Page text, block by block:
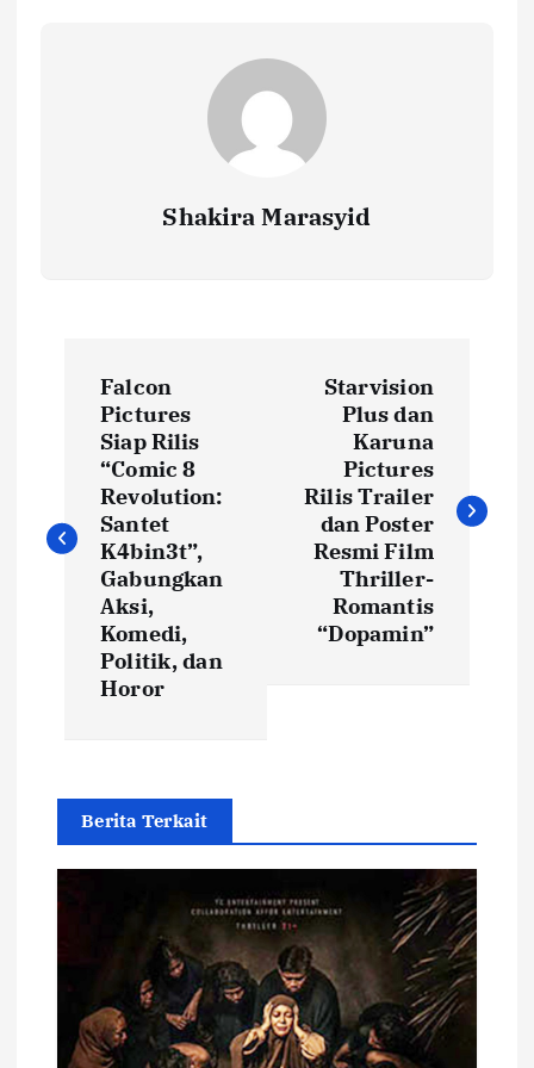
p k
Shakira Marasyid
t
g
a
t
Falcon
Pictures
Siap Rilis
“Comic 8
Revolution:
Santet
K4bin3t”,
Gabungkan
Aksi,
Komedi,
Politik, dan
Horor
Starvision
Plus dan
Karuna
Pictures
Rilis Trailer
dan Poster
Resmi Film
Thriller-
Romantis
“Dopamin”
Berita Terkait